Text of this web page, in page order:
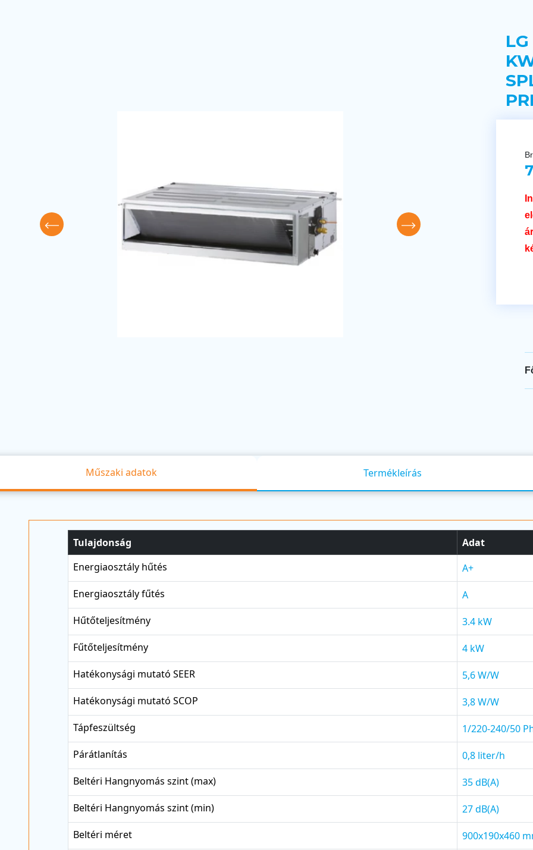
Műszaki adatok Termékleírás
Tulajdonság
Adat
Energiaosztály hűtés
A+
Energiaosztály fűtés
A
Hűtőteljesítmény
3.4 kW
Fűtőteljesítmény
4 kW
Hatékonysági mutató SEER
5,6 W/W
Hatékonysági mutató SCOP
3,8 W/W
Tápfeszültség
1/220-240/50
Párátlanítás
0,8 liter/h
Beltéri Hangnyomás szint (max)
35 dB(A)
Beltéri Hangnyomás szint (min)
27 dB(A)
Beltéri méret
900x190x460